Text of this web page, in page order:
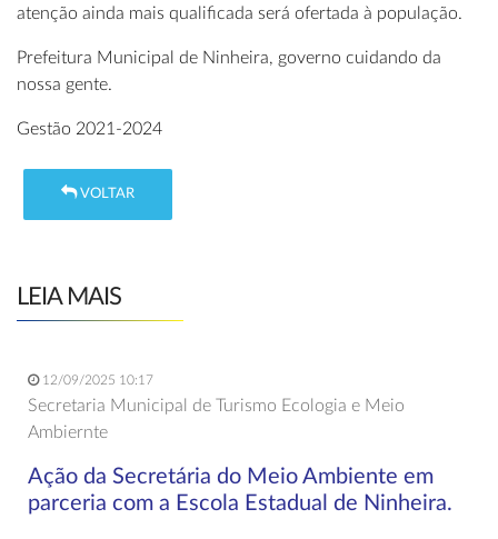
atenção ainda mais qualificada será ofertada à população.
Prefeitura Municipal de Ninheira, governo cuidando da
nossa gente.
Gestão 2021-2024
VOLTAR
LEIA MAIS
12/09/2025 10:17
Secretaria Municipal de Turismo Ecologia e Meio
Ambiernte
Ação da Secretária do Meio Ambiente em
parceria com a Escola Estadual de Ninheira.